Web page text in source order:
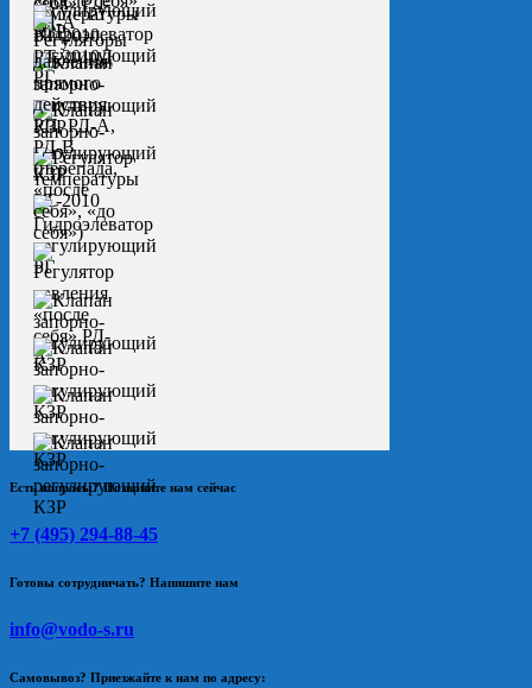
Есть вопросы? Позвоните нам сейчас
+7 (495) 294-88-45
Готовы сотрудничать? Напишите нам
info@vodo-s.ru
Самовывоз? Приезжайте к нам по адресу: